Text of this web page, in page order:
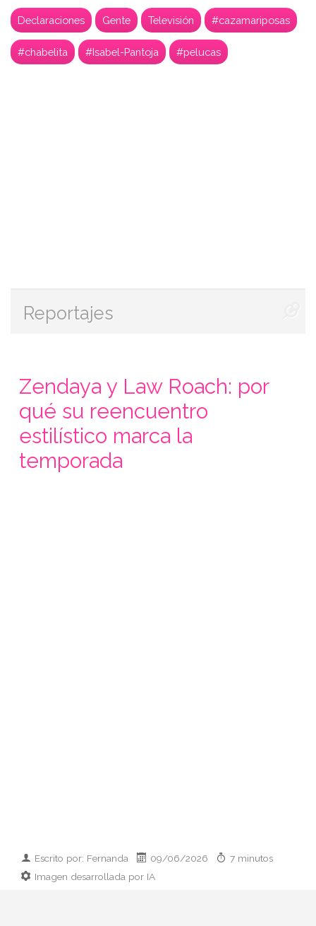
Declaraciones Gente Televisión #cazamariposas
#chabelita #Isabel-Pantoja #pelucas
Reportajes
Zendaya y Law Roach: por
qué su reencuentro
estilístico marca la
temporada
Escrito por: Fernanda 09/06/2026
7 minutos
Imagen desarrollada por IA